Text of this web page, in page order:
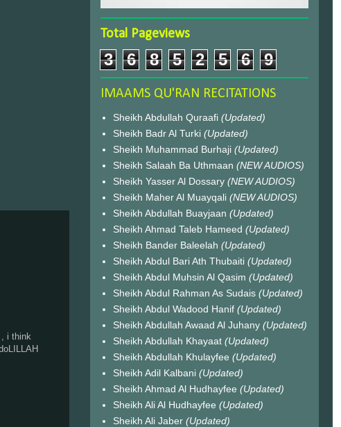
i think
Total Pageviews
3 6 8 5 2 5 6 9
IMAAMS QU'RAN RECITATIONS
Sheikh Abdullah Quraafi (Updated)
Sheikh Badr Al Turki (Updated)
Sheikh Muhammad Burhaji (Updated)
Sheikh Salaah Ba Uthmaan (NEW AUDIOS)
Sheikh Yasser Al Dossary (NEW AUDIOS)
Sheikh Maher Al Muayqali (NEW AUDIOS)
Sheikh Abdullah Buayjaan (Updated)
Sheikh Ahmad Taleb Hameed (Updated)
Sheikh Bander Baleelah (Updated)
Sheikh Abdul Bari Ath Thubaiti (Updated)
Sheikh Abdul Muhsin Al Qasim (Updated)
Sheikh Abdul Rahman As Sudais (Updated)
Sheikh Abdul Wadood Hanif (Updated)
Sheikh Abdullah Awaad Al Juhany (Updated)
Sheikh Abdullah Khayaat (Updated)
Sheikh Abdullah Khulayfee (Updated)
Sheikh Adil Kalbani (Updated)
Sheikh Ahmad Al Hudhayfee (Updated)
Sheikh Ali Al Hudhayfee (Updated)
Sheikh Ali Jaber (Updated)